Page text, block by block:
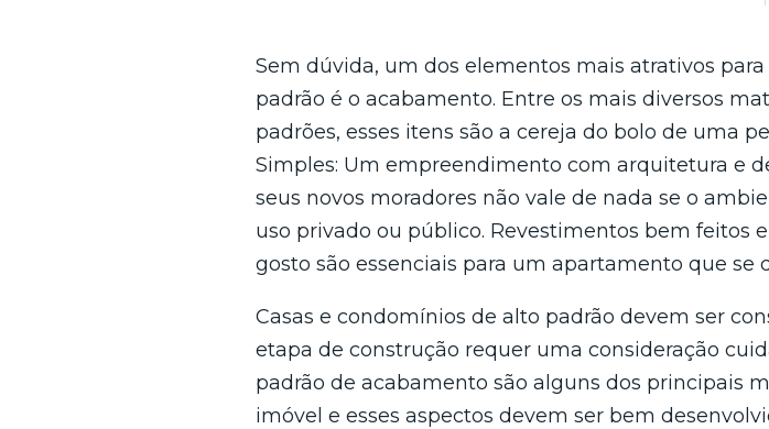
Sem dúvida, um dos elementos mais atrativos
padrão é o acabamento. Entre os mais diversos
padrões, esses itens são a cereja do bolo de uma
Simples: Um empreendimento com arquitetura e
seus novos moradores não vale de nada se o
uso privado ou público. Revestimentos bem feitos
gosto são essenciais para um apartamento que se
Casas e condomínios de alto padrão devem ser
etapa de construção requer uma consideração
padrão de acabamento são alguns dos principais
imóvel e esses aspectos devem ser bem